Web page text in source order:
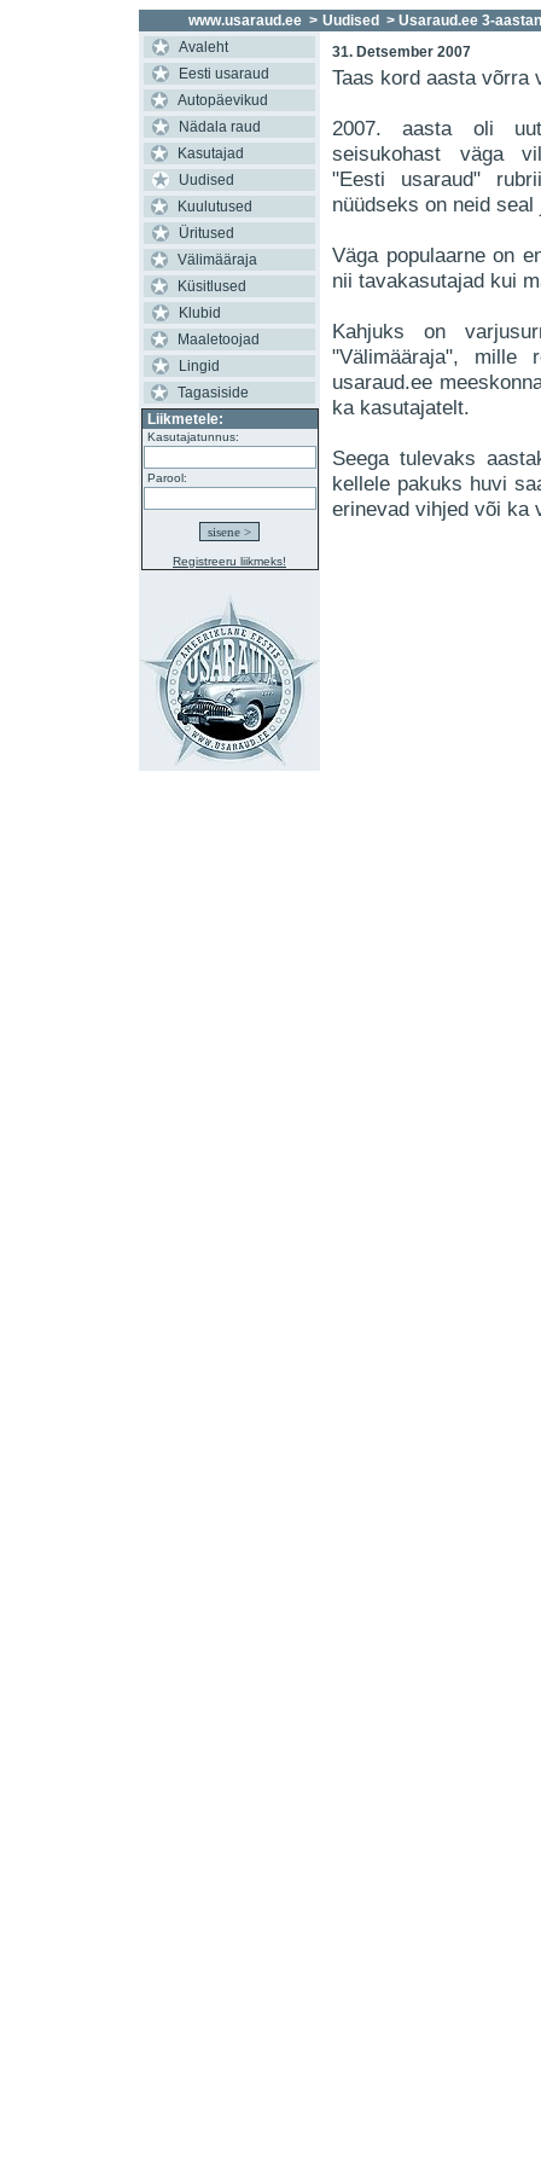
www.usaraud.ee >
Avaleht
Eesti usaraud
Autopäevikud
Nädala raud
Kasutajad
Uudised
Kuulutused
Üritused
Välimääraja
Küsitlused
Klubid
Maaletoojad
Lingid
Tagasiside
Liikmetele:
Kasutajatunnus:
Parool:
Registreeru liikmeks!
Uudised > Usaraud.ee 3-
31. Detsember 2007
Taas kord aasta võrra
2007. aasta oli
seisukohast väga
"Eesti usaraud"
nüüdseks on neid seal
Väga populaarne on
nii tavakasutajad kui
Kahjuks on
"Välimääraja", mille
usaraud.ee
ka kasutajatelt.
Seega tulevaks
kellele pakuks huvi
erinevad vihjed või ka